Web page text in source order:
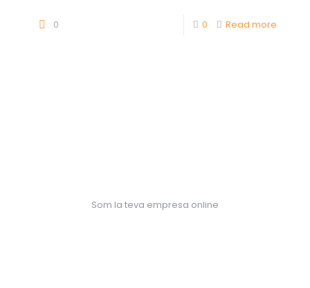
0 0 Read more
Som la teva empresa online